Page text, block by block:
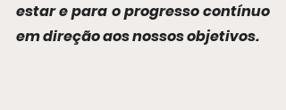
estar e para o progresso contínuo
em direção aos nossos objetivos.